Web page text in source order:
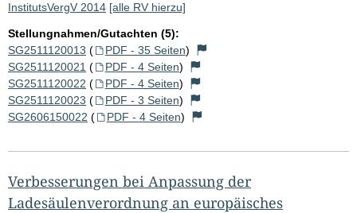
InstitutsVergV 2014 [alle RV hierzu]
Stellungnahmen/Gutachten (5):
SG2511120013 ( PDF - 35 Seiten)
SG2511120021 ( PDF - 4 Seiten)
SG2511120022 ( PDF - 4 Seiten)
SG2511120023 ( PDF - 3 Seiten)
SG2606150022 ( PDF - 4 Seiten)
Verbesserungen bei Anpassung der
Ladesäulenverordnung an europäisches